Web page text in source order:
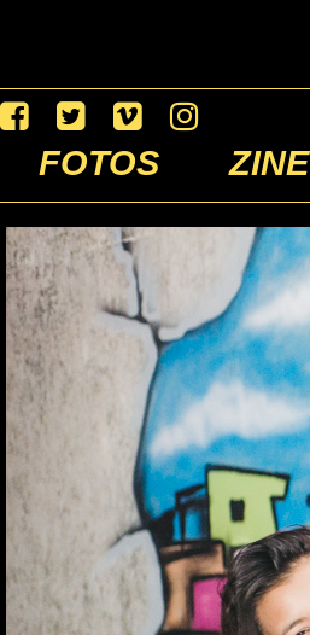
FOTOS ZINE